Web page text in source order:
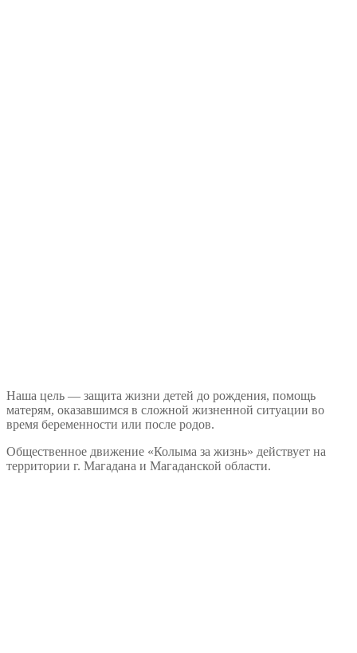
Наша цель — защита жизни детей до рождения, помощь
матерям, оказавшимся в сложной жизненной ситуации во
время беременности или после родов.
Общественное движение «Колыма за жизнь» действует на
территории г. Магадана и Магаданской области.